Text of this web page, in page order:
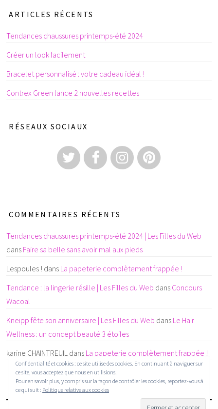
ARTICLES RÉCENTS
Tendances chaussures printemps-été 2024
Créer un look facilement
Bracelet personnalisé : votre cadeau idéal !
Contrex Green lance 2 nouvelles recettes
RÉSEAUX SOCIAUX
COMMENTAIRES RÉCENTS
Tendances chaussures printemps-été 2024 | Les Filles du Web
dans Faire sa belle sans avoir mal aux pieds
Lespoules ! dans La papeterie complètement frappée !
Tendance : la lingerie résille | Les Filles du Web dans Concours
Wacoal
Kneipp fête son anniversaire | Les Filles du Web dans Le Hair
Wellness : un concept beauté 3 étoiles
karine CHAINTREUIL dans La papeterie complètement frappée !
Confidentialité et cookies : ce site utilise des cookies. En continuant à naviguer sur
ce site, vous acceptez que nous en utilisions.
Pour en savoir plus, y compris sur la façon de contrôler les cookies, reportez-vous à
ce qui suit : Politique relative aux cookies